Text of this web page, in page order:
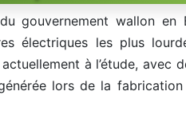
gouvernement wallon en
électriques les plus
à l’étude, avec
lors de la